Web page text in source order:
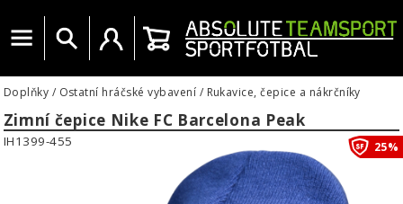
Menu Vyhledat Uživatelský účet
Košík
Doplňky / Ostatní hráčské vybavení / Rukavice, čepice a nákrčníky
Zimní čepice Nike FC Barcelona Peak
IH1399-455 25%